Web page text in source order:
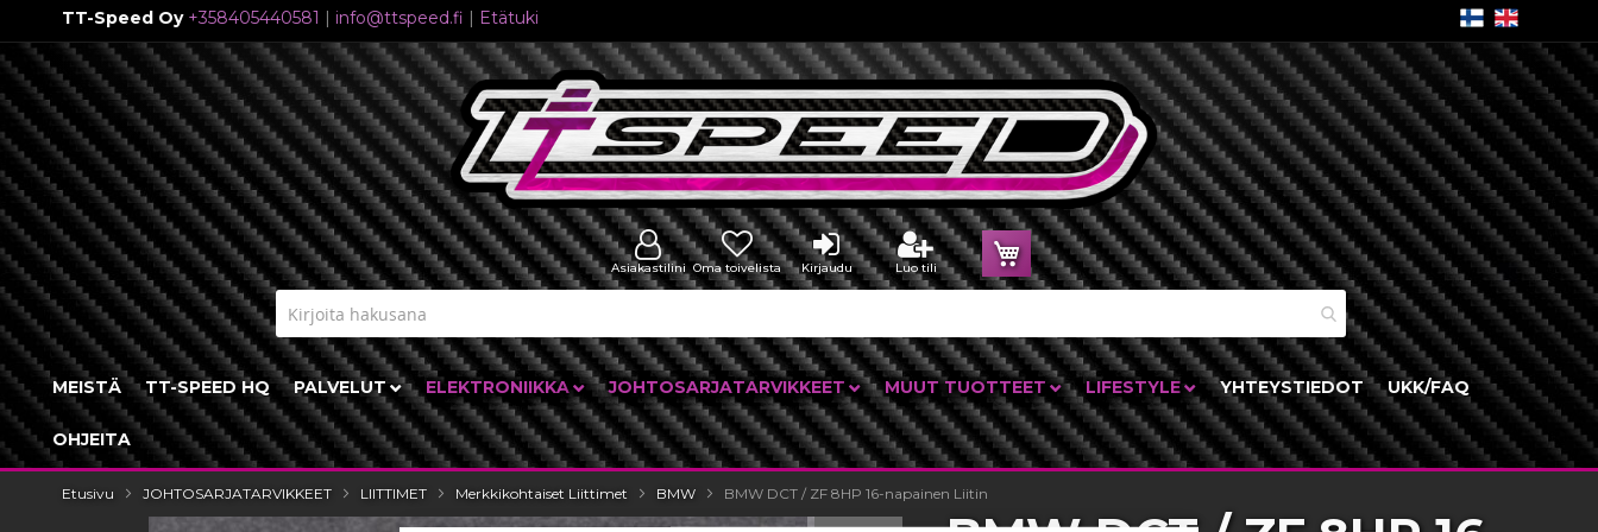
TT-Speed Oy +358405440581 | info@ttspeed.fi | Etätuki
Skip
to
Content
Ostoskori
Asiakastilini Oma toivelista Kirjaudu Luo tili
MEISTÄ TT-SPEED HQ PALVELUT ELEKTRONIIKKA JOHTOSARJATARVIKKEET MUUT TUOTTEET LIFESTYLE YHTEYSTIEDOT UKK/FAQ
OHJEITA
Etusivu JOHTOSARJATARVIKKEET LIITTIMET Merkkikohtaiset Liittimet BMW BMW DCT / ZF 8HP 16-napainen Liitin